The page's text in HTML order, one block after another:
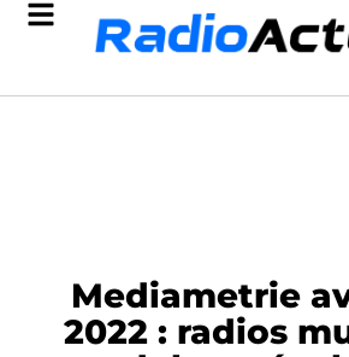
Mediametrie
2022 : radios